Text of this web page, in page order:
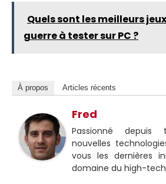
Quels sont les meilleurs
guerre à tester sur PC ?
À propos Articles récents
Fred
Passionné
nouvelles
vous les dernières
domaine du high-